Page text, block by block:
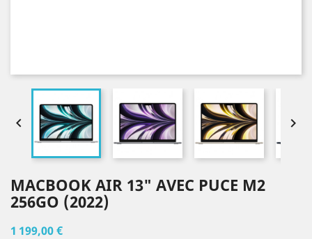
 
MACBOOK AIR 13" AVEC PUCE M2
256GO (2022)
1 199,00 €